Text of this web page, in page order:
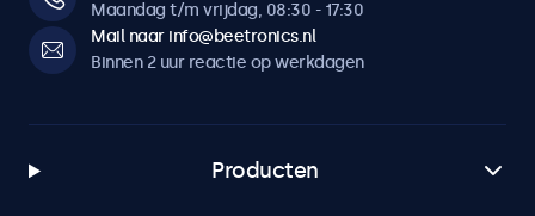
Maandag t/m vrijdag, 08:30 - 17:30
Mail naar info@beetronics.nl
Binnen 2 uur reactie op werkdagen
Producten